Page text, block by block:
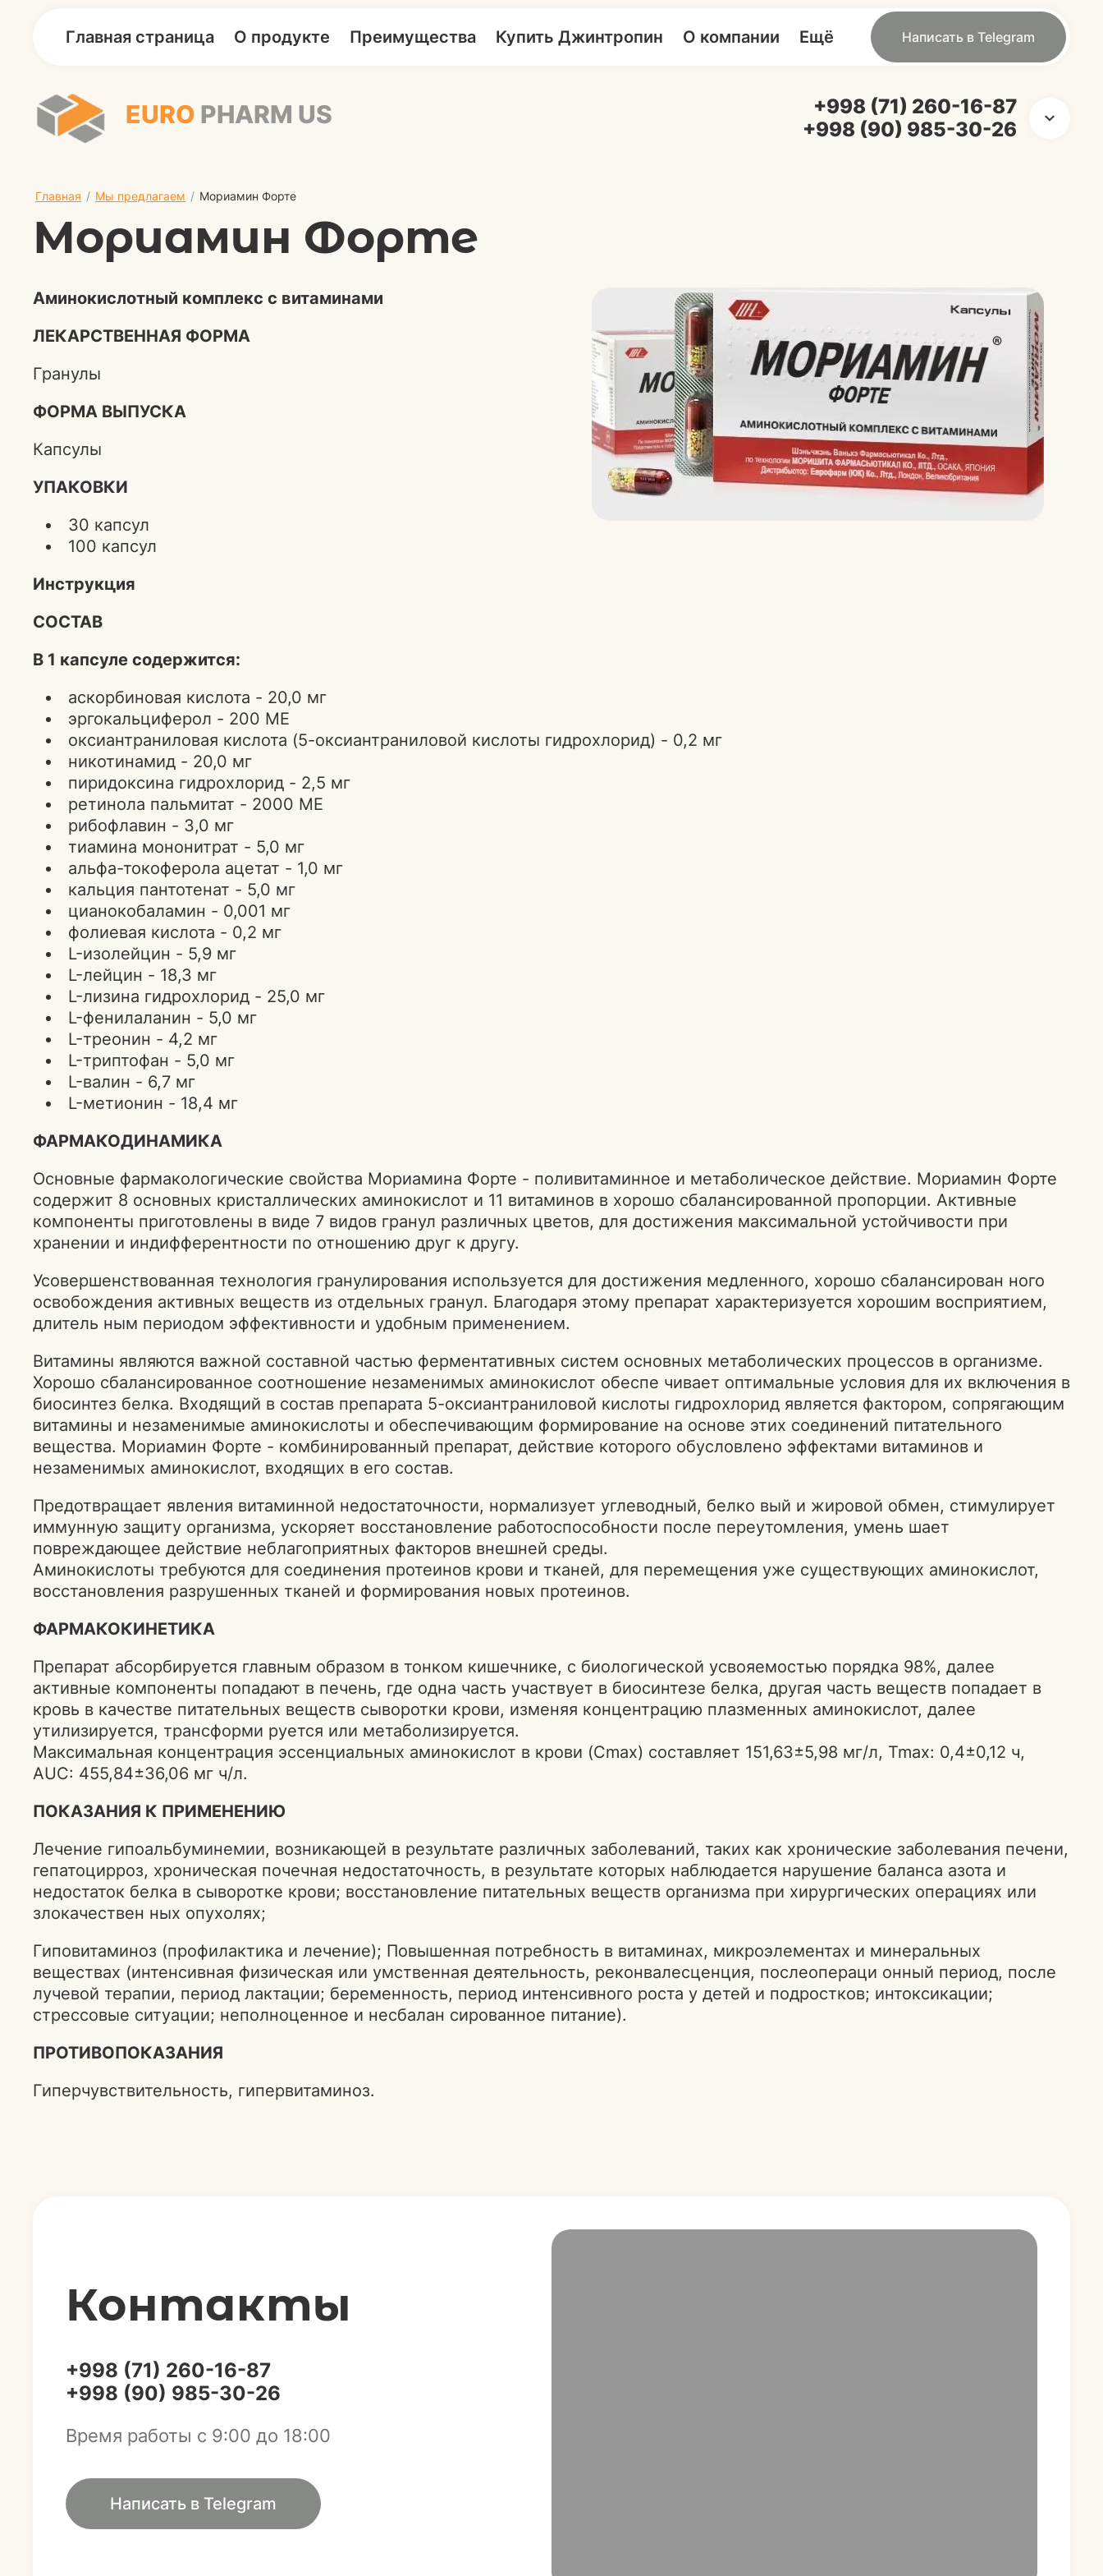
Главная страница О продукте Преимущества Купить Джинтропин О компании Ещё Написать в Telegram
EURO PHARM US
+998 (71) 260-16-87
+998 (90) 985-30-26
Главная / Мы предлагаем / Мориамин Форте
Мориамин Форте
Аминокислотный комплекс с витаминами
ЛЕКАРСТВЕННАЯ ФОРМА
Гранулы
ФОРМА ВЫПУСКА
Капсулы
УПАКОВКИ
30 капсул
100 капсул
Инструкция
СОСТАВ
В 1 капсуле содержится:
аскорбиновая кислота - 20,0 мг
эргокальциферол - 200 МЕ
оксиантраниловая кислота (5-оксиантраниловой кислоты гидрохлорид) - 0,2 мг
никотинамид - 20,0 мг
пиридоксина гидрохлорид - 2,5 мг
ретинола пальмитат - 2000 МЕ
рибофлавин - 3,0 мг
тиамина мононитрат - 5,0 мг
альфа-токоферола ацетат - 1,0 мг
кальция пантотенат - 5,0 мг
цианокобаламин - 0,001 мг
фолиевая кислота - 0,2 мг
L-изолейцин - 5,9 мг
L-лейцин - 18,3 мг
L-лизина гидрохлорид - 25,0 мг
L-фенилаланин - 5,0 мг
L-треонин - 4,2 мг
L-триптофан - 5,0 мг
L-валин - 6,7 мг
L-метионин - 18,4 мг
ФАРМАКОДИНАМИКА
Основные фармакологические свойства Мориамина Форте - поливитаминное и метаболическое действие. Мориамин Форте
содержит 8 основных кристаллических аминокислот и 11 витаминов в хорошо сбалансированной пропорции. Активные
компоненты приготовлены в виде 7 видов гранул различных цветов, для достижения максимальной устойчивости при
хранении и индифферентности по отношению друг к другу.
Усовершенствованная технология гранулирования используется для достижения медленного, хорошо сбалансирован ного
освобождения активных веществ из отдельных гранул. Благодаря этому препарат характеризуется хорошим восприятием,
длитель ным периодом эффективности и удобным применением.
Витамины являются важной составной частью ферментативных систем основных метаболических процессов в организме.
Хорошо сбалансированное соотношение незаменимых аминокислот обеспе чивает оптимальные условия для их включения в
биосинтез белка. Входящий в состав препарата 5-оксиантраниловой кислоты гидрохлорид является фактором, сопрягающим
витамины и незаменимые аминокислоты и обеспечивающим формирование на основе этих соединений питательного
вещества. Мориамин Форте - комбинированный препарат, действие которого обусловлено эффектами витаминов и
незаменимых аминокислот, входящих в его состав.
Предотвращает явления витаминной недостаточности, нормализует углеводный, белко вый и жировой обмен, стимулирует
иммунную защиту организма, ускоряет восстановление работоспособности после переутомления, умень шает
повреждающее действие неблагоприятных факторов внешней среды.
Аминокислоты требуются для соединения протеинов крови и тканей, для перемещения уже существующих аминокислот,
восстановления разрушенных тканей и формирования новых протеинов.
ФАРМАКОКИНЕТИКА
Препарат абсорбируется главным образом в тонком кишечнике, с биологической усвояемостью порядка 98%, далее
активные компоненты попадают в печень, где одна часть участвует в биосинтезе белка, другая часть веществ попадает в
кровь в качестве питательных веществ сыворотки крови, изменяя концентрацию плазменных аминокислот, далее
утилизируется, трансформи руется или метаболизируется.
Максимальная концентрация эссенциальных аминокислот в крови (Cmax) составляет 151,63±5,98 мг/л, Tmax: 0,4±0,12 ч,
AUC: 455,84±36,06 мг ч/л.
ПОКАЗАНИЯ К ПРИМЕНЕНИЮ
Лечение гипоальбуминемии, возникающей в результате различных заболеваний, таких как хронические заболевания печени,
гепатоцирроз, хроническая почечная недостаточность, в результате которых наблюдается нарушение баланса азота и
недостаток белка в сыворотке крови; восстановление питательных веществ организма при хирургических операциях или
злокачествен ных опухолях;
Гиповитаминоз (профилактика и лечение); Повышенная потребность в витаминах, микроэлементах и минеральных
веществах (интенсивная физическая или умственная деятельность, реконвалесценция, послеопераци онный период, после
лучевой терапии, период лактации; беременность, период интенсивного роста у детей и подростков; интоксикации;
стрессовые ситуации; неполноценное и несбалан сированное питание).
ПРОТИВОПОКАЗАНИЯ
Гиперчувствительность, гипервитаминоз.
Контакты
+998 (71) 260-16-87
+998 (90) 985-30-26
Время работы с 9:00 до 18:00
Написать в Telegram